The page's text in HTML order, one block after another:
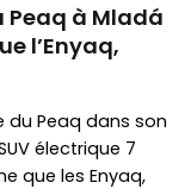
à Mladá
l’Enyaq,
du Peaq dans son
électrique 7
que les Enyaq,